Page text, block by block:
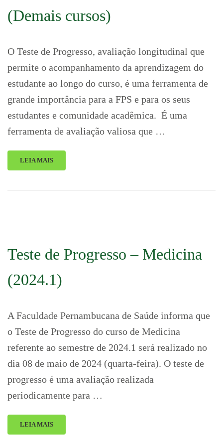
(Demais cursos)
O Teste de Progresso, avaliação longitudinal que
permite o acompanhamento da aprendizagem do
estudante ao longo do curso, é uma ferramenta de
grande importância para a FPS e para os seus
estudantes e comunidade acadêmica. É uma
ferramenta de avaliação valiosa que …
LEIA MAIS
Teste de Progresso – Medicina
(2024.1)
A Faculdade Pernambucana de Saúde informa que
o Teste de Progresso do curso de Medicina
referente ao semestre de 2024.1 será realizado no
dia 08 de maio de 2024 (quarta-feira). O teste de
progresso é uma avaliação realizada
periodicamente para …
LEIA MAIS